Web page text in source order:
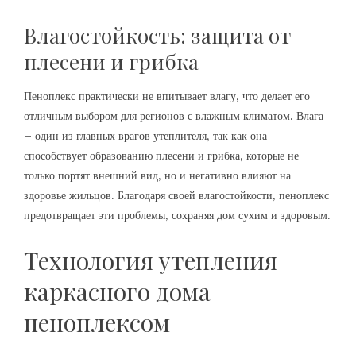
Влагостойкость: защита от
плесени и грибка
Пеноплекс практически не впитывает влагу‚ что делает его
отличным выбором для регионов с влажным климатом. Влага
– один из главных врагов утеплителя‚ так как она
способствует образованию плесени и грибка‚ которые не
только портят внешний вид‚ но и негативно влияют на
здоровье жильцов. Благодаря своей влагостойкости‚ пеноплекс
предотвращает эти проблемы‚ сохраняя дом сухим и здоровым.
Технология утепления
каркасного дома
пеноплексом